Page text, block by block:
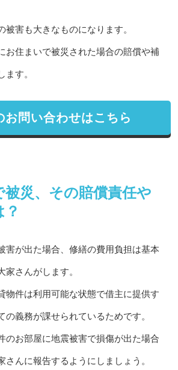
被害も大きなものになります。
お住まいで被災された場合の賠償や補
ます。
お問い合わせはこちら
被災、その賠償責任や
害が出た場合、修繕の費用負担は基本
家さんがします。
物件は利用可能な状態で借主に提供す
の義務が課せられているためです。
のお部屋に地震被害で損傷が出た場合
さんに報告するようにしましょう。